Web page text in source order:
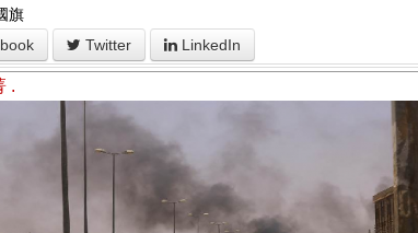
旗
Twitter LinkedIn
.